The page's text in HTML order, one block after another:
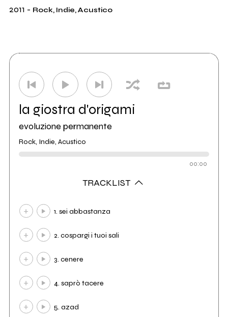
2011 - Rock, Indie, Acustico
la giostra d'origami
evoluzione permanente
Rock, Indie, Acustico
00:00
TRACKLIST
1. sei abbastanza
2. cospargi i tuoi sali
3. cenere
4. saprò tacere
5. azad